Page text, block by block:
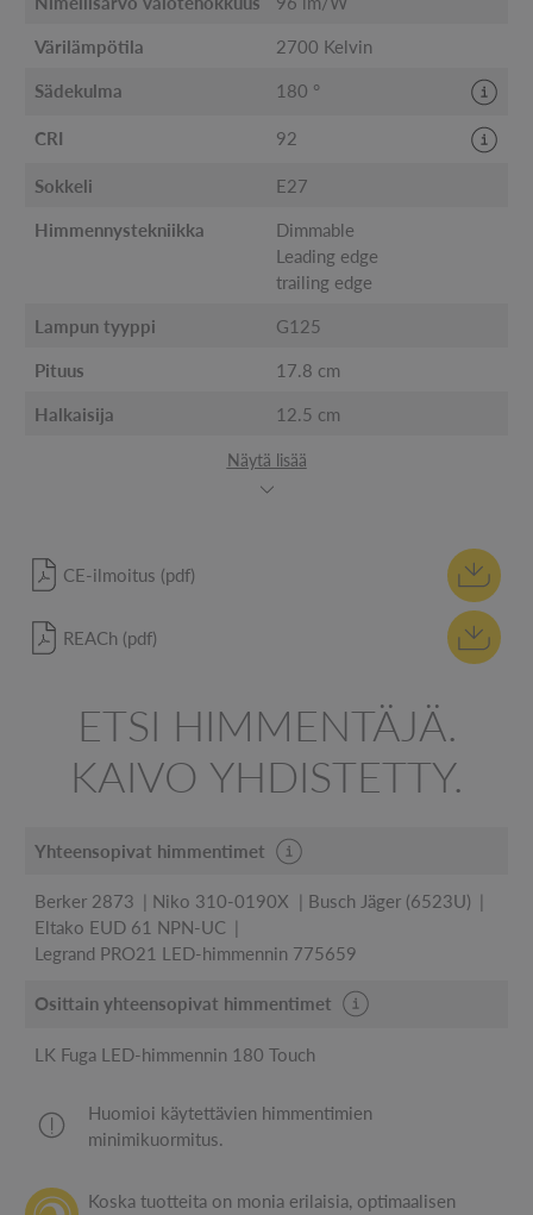
Värilämpötila 2700 Kelvin
Sädekulma 180 °
CRI 92
Sokkeli E27
Himmennystekniikka
Dimmable
Leading edge
trailing edge
Lampun tyyppi G125
Pituus 17.8 cm
Halkaisija 12.5 cm
Näytä lisää
CE-ilmoitus (pdf)
REACh (pdf)
ETSI HIMMENTÄJÄ.
KAIVO YHDISTETTY.
Yhteensopivat himmentimet
Berker 2873 Niko 310-0190X
Busch Jäger (6523U)
Eltako EUD 61 NPN-UC
Legrand PRO21 LED-himmennin 775659
Osittain yhteensopivat himmentimet
LK Fuga LED-himmennin 180 Touch
Huomioi käytettävien himmentimien
minimikuormitus.
Koska tuotteita on monia erilaisia, optimaalisen